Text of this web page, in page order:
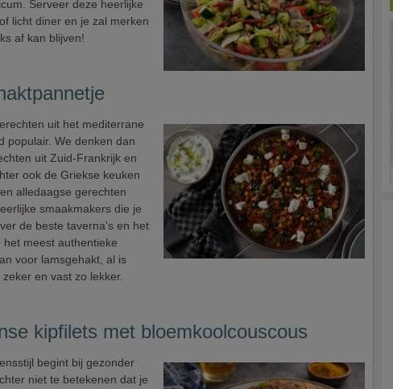
Serveer deze heerlijke
licht diner en je zal merken
af kan blijven!
uit het mediterrane
populair. We denken dan
uit Zuid-Frankrijk en
ook de Griekse keuken
alledaagse gerechten
smaakmakers die je
de beste taverna's en het
het meest authentieke
voor lamsgehakt, al is
en vast zo lekker.
kipfilets met bloemkoolcouscous
begint bij gezonder
niet te betekenen dat je